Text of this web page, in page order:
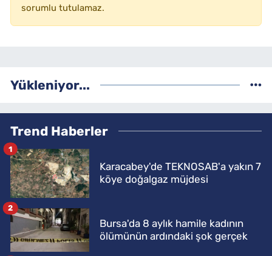
sorumlu tutulamaz.
Yükleniyor...
Trend Haberler
Karacabey'de TEKNOSAB'a yakın 7
köye doğalgaz müjdesi
1
Bursa'da 8 aylık hamile kadının
ölümünün ardındaki şok gerçek
2